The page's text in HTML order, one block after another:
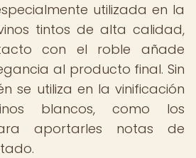
utilizada en la
tintos de alta calidad,
con el roble añade
al producto final. Sin
se utiliza en la vinificación
blancos, como los
aportarles notas de